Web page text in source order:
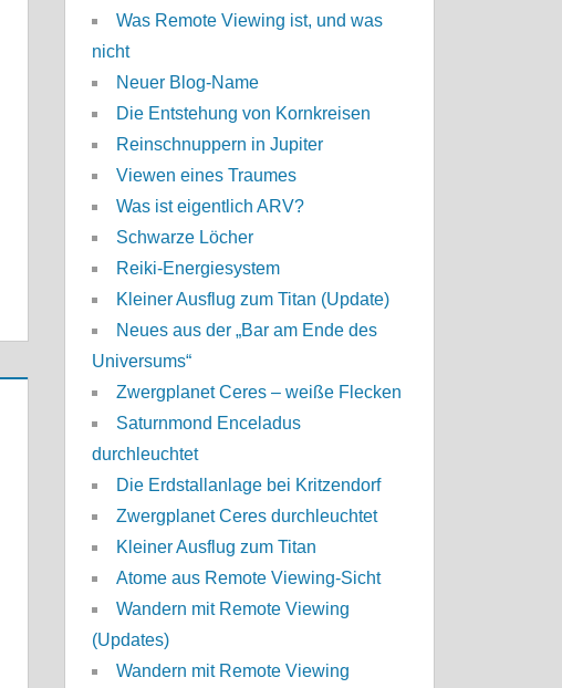
Was Remote Viewing ist, und was
nicht
Neuer Blog-Name
Die Entstehung von Kornkreisen
Reinschnuppern in Jupiter
Viewen eines Traumes
Was ist eigentlich ARV?
Schwarze Löcher
Reiki-Energiesystem
Kleiner Ausflug zum Titan (Update)
Neues aus der „Bar am Ende des
Universums“
Zwergplanet Ceres – weiße Flecken
Saturnmond Enceladus
durchleuchtet
Die Erdstallanlage bei Kritzendorf
Zwergplanet Ceres durchleuchtet
Kleiner Ausflug zum Titan
Atome aus Remote Viewing-Sicht
Wandern mit Remote Viewing
(Updates)
Wandern mit Remote Viewing